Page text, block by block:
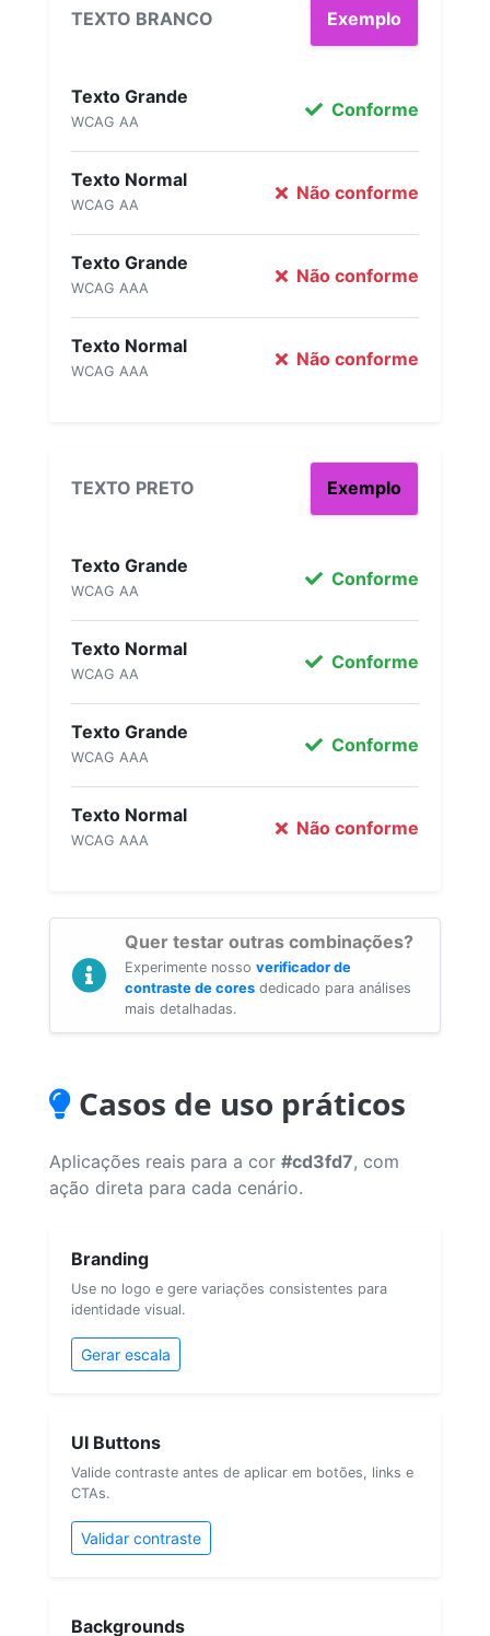
TEXTO BRANCO Exemplo
Texto Grande
WCAG AA
Conforme
Texto Normal
WCAG AA
Não conforme
Texto Grande
WCAG AAA
Não conforme
Texto Normal
WCAG AAA
Não conforme
TEXTO PRETO Exemplo
Texto Grande
WCAG AA
Conforme
Texto Normal
WCAG AA
Conforme
Texto Grande
WCAG AAA
Conforme
Texto Normal
WCAG AAA
Não conforme
Quer testar outras combinações?
Experimente nosso verificador de
contraste de cores dedicado para análises
mais detalhadas.
Casos de uso práticos
Aplicações reais para a cor #cd3fd7, com
ação direta para cada cenário.
Branding
Use no logo e gere variações consistentes para
identidade visual.
Gerar escala
UI Buttons
Valide contraste antes de aplicar em botões, links e
CTAs.
Validar contraste
Backgrounds